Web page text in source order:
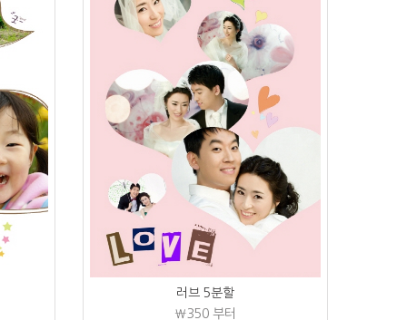
러브 5분할
₩350부터